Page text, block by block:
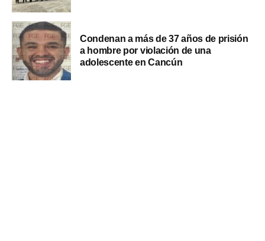
Condenan a más de 37 años de prisión
a hombre por violación de una
adolescente en Cancún